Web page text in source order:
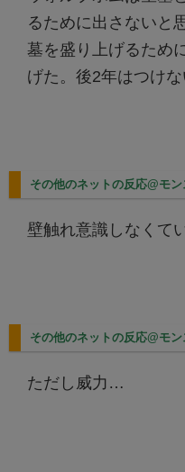
るために出さないと
墓を盛り上げるため
げた。後2年はつけ
その他のネットの反応@モ
壁触れ意識しなくて
その他のネットの反応@モ
ただし威力…